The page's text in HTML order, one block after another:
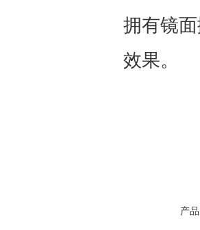
拥有镜
效果。
产